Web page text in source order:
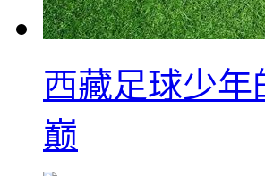
西藏足球少年
巅